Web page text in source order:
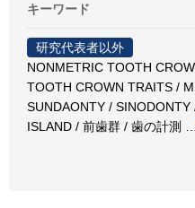
キーワード
研究代表者以外
NONMETRIC TOOTH
TOOTH CROWN TRAITS /
SUNDAONTY / SINODONTY
ISLAND / 前歯群 / 歯の計測